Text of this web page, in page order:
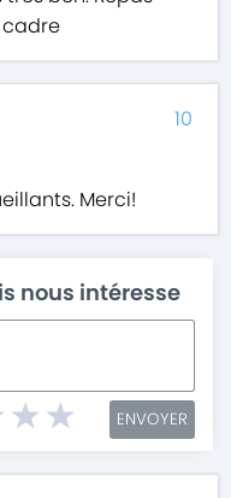
cadre
Merci!
10
nous intéresse
ENVOYER